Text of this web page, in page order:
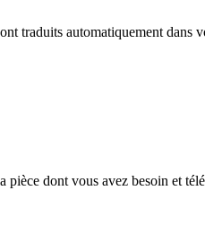
traduits automatiquement
pièce dont vous avez besoin et